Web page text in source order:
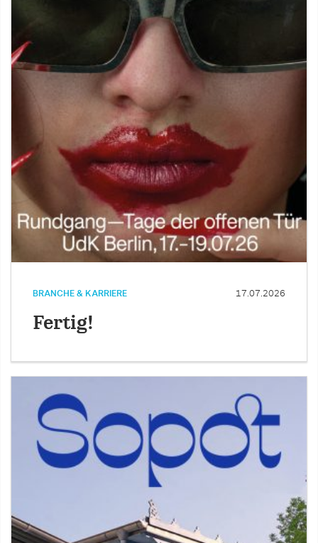
BRANCHE & KARRIERE 17.07.2026
Fertig!